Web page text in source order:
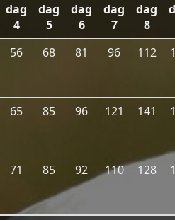
dag
4
dag
5
dag
6
dag
7
dag
8
56 68 81 96 112
65 85 96 121 141
71 85 92 110 128